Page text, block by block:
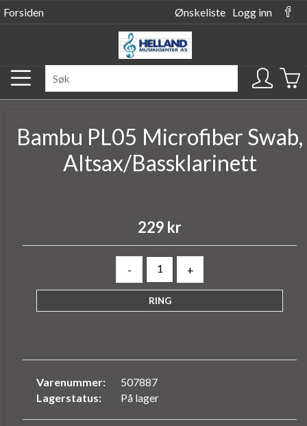
Forsiden Ønskeliste Logg inn
Bambu PL05 Microfiber Swab,
Altsax/Bassklarinett
229 kr
- +
Varenummer:
507887
Lagerstatus:
På lager